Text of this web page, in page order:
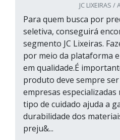
JC LIXEIRAS /
Para quem busca por
seletiva, conseguirá
segmento JC Lixeiras.
por meio da plataforma
em qualidade.É
produto deve sempre
empresas especializadas
tipo de cuidado ajuda a
durabilidade dos
preju&...